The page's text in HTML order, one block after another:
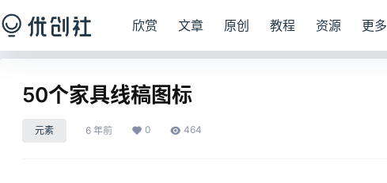
欣赏 文章 原创 教程 资源 更多
50个家具线稿图标
元素 6 年前 0 464